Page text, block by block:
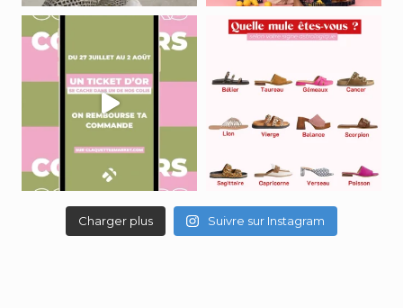
Charger plus Suivre sur Instagram